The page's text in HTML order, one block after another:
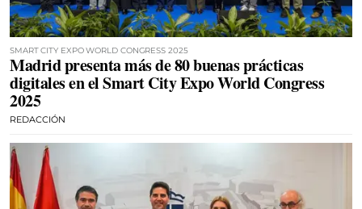
SMART CITY EXPO WORLD CONGRESS 2025
Madrid presenta más de 80 buenas prácticas
digitales en el Smart City Expo World Congress
2025
REDACCIÓN